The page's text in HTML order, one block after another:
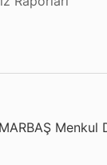
MARBAŞ Menkul